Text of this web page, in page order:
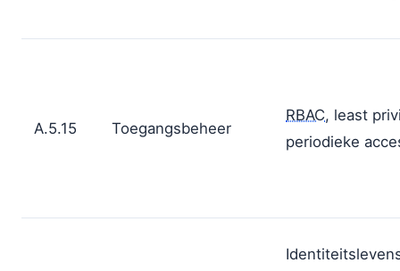
A.5.15 Toegangsbeheer
RBAC, least
periodieke